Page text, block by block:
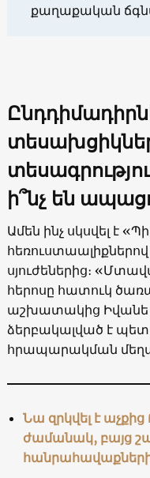
քաղաքական
ի՞նչ են
Ամեն ինչ սկսվել է
սյուժեներից։
հերոսը հատուկ
աշխատակից Իվանե
ձերբակալված է
հրապարակման
Նա զրկվել է աչքից
ժամանակ, բայց